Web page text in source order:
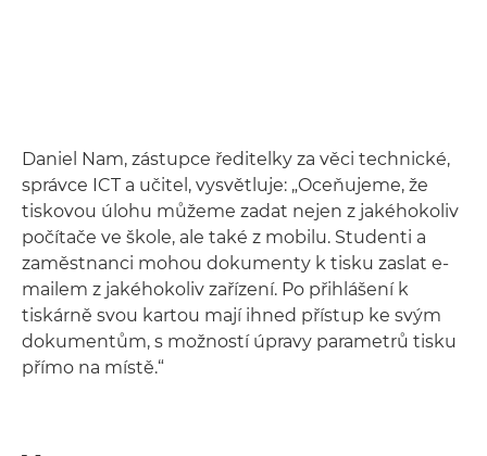
Daniel Nam, zástupce ředitelky za věci technické,
správce ICT a učitel, vysvětluje: „Oceňujeme, že
tiskovou úlohu můžeme zadat nejen z jakéhokoliv
počítače ve škole, ale také z mobilu. Studenti a
zaměstnanci mohou dokumenty k tisku zaslat e-
mailem z jakéhokoliv zařízení. Po přihlášení k
tiskárně svou kartou mají ihned přístup ke svým
dokumentům, s možností úpravy parametrů tisku
přímo na místě.“